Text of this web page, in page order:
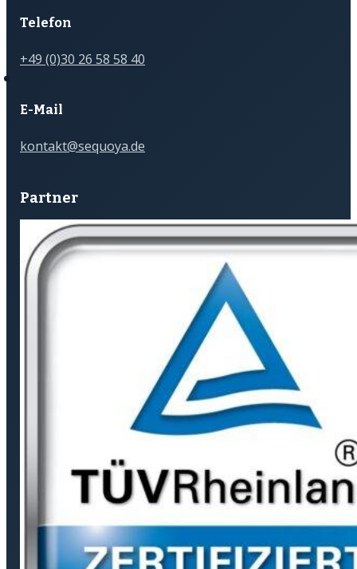
Telefon
+49 (0)30 26 58 58 40
E-Mail
kontakt@sequoya.de
Partner